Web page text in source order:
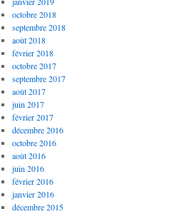
octobre 2018
septembre 2018
août 2018
février 2018
octobre 2017
septembre 2017
août 2017
juin 2017
février 2017
décembre 2016
octobre 2016
août 2016
juin 2016
février 2016
janvier 2016
décembre 2015